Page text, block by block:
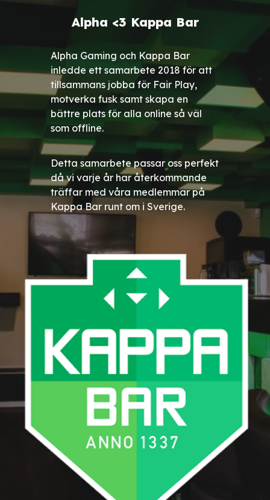
Alpha <3 Kappa Bar
Alpha Gaming och Kappa Bar
inledde ett samarbete 2018 för att
tillsammans jobba för Fair Play,
motverka fusk samt skapa en
bättre plats för alla online så väl
som offline.
Detta samarbete passar oss perfekt
då vi varje år har återkommande
träffar med våra medlemmar på
Kappa Bar runt om i Sverige.